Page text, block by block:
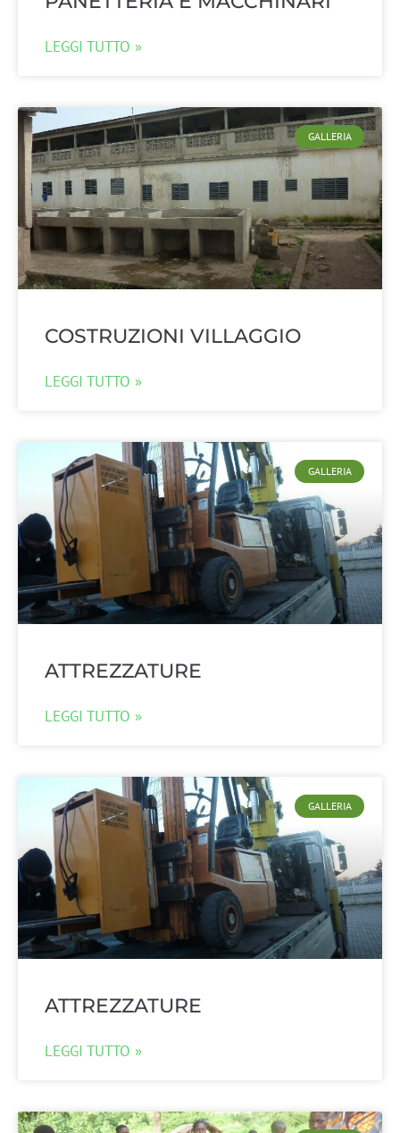
LEGGI TUTTO »
GALLERIA
COSTRUZIONI VILLAGGIO
LEGGI TUTTO »
GALLERIA
ATTREZZATURE
LEGGI TUTTO »
GALLERIA
ATTREZZATURE
LEGGI TUTTO »